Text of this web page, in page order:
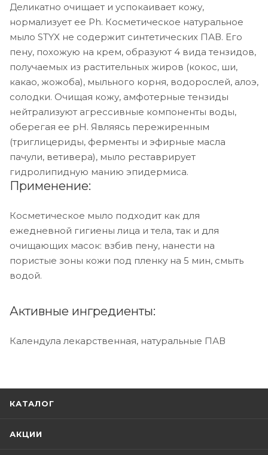
Деликатно очищает и успокаивает кожу,
нормализует ее Ph. Косметическое натуральное
мыло STYX не содержит синтетических ПАВ. Его
пену, похожую на крем, образуют 4 вида тензидов,
получаемых из растительных жиров (кокос, ши,
какао, жожоба), мыльного корня, водорослей, алоэ,
солодки. Очищая кожу, амфотерные тензиды
нейтрализуют агрессивные компоненты воды,
оберегая ее рН. Являясь пережиренным
(триглицериды, ферменты и эфирные масла
пачули, ветивера), мыло реставрирует
гидролипидную манию эпидермиса.
Применение:
Косметическое мыло подходит как для
ежедневной гигиены лица и тела, так и для
очищающих масок: взбив пену, нанести на
пористые зоны кожи под пленку на 5 мин, смыть
водой.
Активные ингредиенты:
Календула лекарственная, натуральные ПАВ
КАТАЛОГ
АКЦИИ